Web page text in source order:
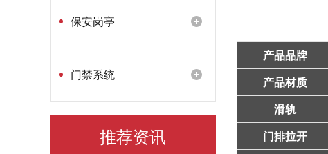
产品品牌
产品材质
滑轨
门排拉开
保安岗亭
门禁系统
推荐资讯
年底冲量·库存告急｜不锈钢伸缩门量产供应中
12月30日铝合金电动门装车发眉山，年底现货速订！
眉山东坡区铝合金电动门完成生产调试